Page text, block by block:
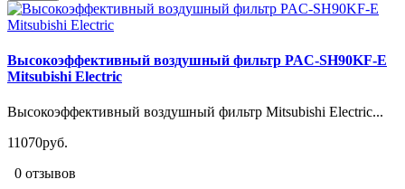
Высокоэффективный воздушный фильтр PAC-SH90KF-E
Mitsubishi Electric
Высокоэффективный воздушный фильтр Mitsubishi Electric...
11070руб.
0 отзывов